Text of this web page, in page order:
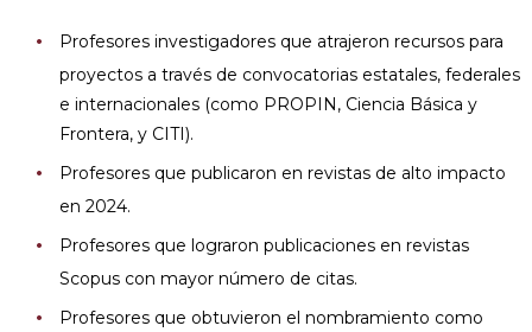
Profesores investigadores que atrajeron recursos para
proyectos a través de convocatorias estatales, federales
e internacionales (como PROPIN, Ciencia Básica y
Frontera, y CITI).
Profesores que publicaron en revistas de alto impacto
en 2024.
Profesores que lograron publicaciones en revistas
Scopus con mayor número de citas.
Profesores que obtuvieron el nombramiento como